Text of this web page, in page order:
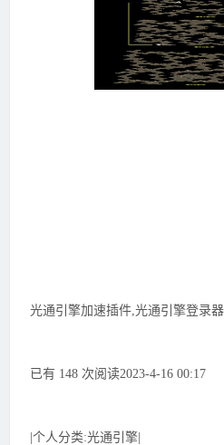
光通引擎加速插件,光通引擎登录
已有 148 次阅读2023-4-16 00:17
|个人分类:光通引擎|